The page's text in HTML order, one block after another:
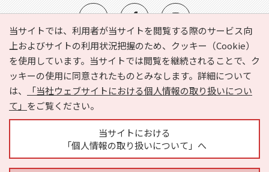
当サイトでは、利用者が当サイトを閲覧する際のサービス向
上およびサイトの利用状況把握のため、クッキー（Cookie）
を使用しています。当サイトでは閲覧を継続されることで、ク
ッキーの使用に同意されたものとみなします。詳細について
は、
「当社ウェブサイトにおける個人情報の取り扱いについ
て」 をご覧ください。
当サイトにおける
「個人情報の取り扱いについて」へ
e-NAVITA（イーナビタ）とは？ お気に入り
ヘルプ
利用規約
個人情報の取り扱いについて
運営会社
サイトマップ
広告掲載に関するお問い合わせ